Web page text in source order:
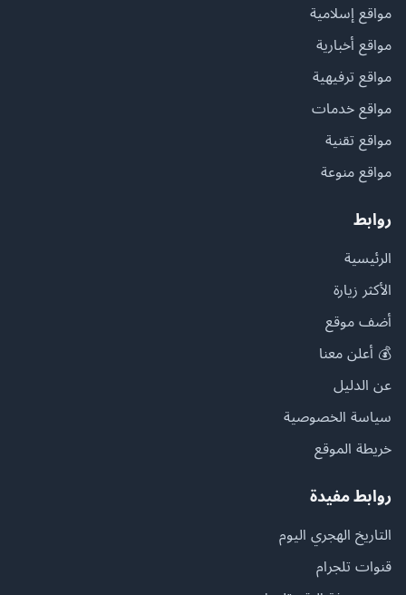
مواقع إسلامية
مواقع أخبارية
مواقع ترفيهية
مواقع خدمات
مواقع تقنية
مواقع منوعة
روابط
الرئيسية
الأكثر زيارة
أضف موقع
💰 أعلن معنا
عن الدليل
سياسة الخصوصية
خريطة الموقع
روابط مفيدة
التاريخ الهجري اليوم
قنوات تلجرام